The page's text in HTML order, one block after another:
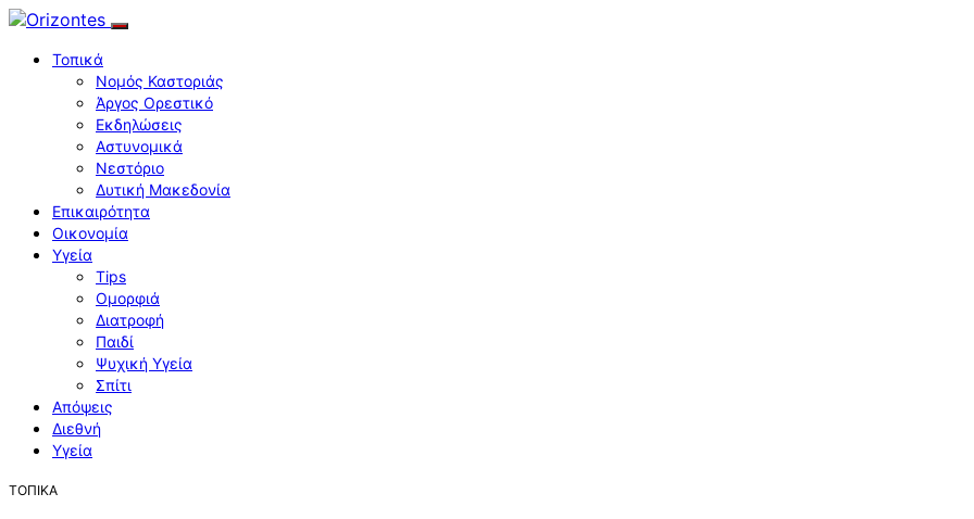
Τοπικά
Νομός Καστοριάς
Άργος Ορεστικό
Εκδηλώσεις
Αστυνομικά
Νεστόριο
Δυτική Μακεδονία
Επικαιρότητα
Οικονομία
Υγεία
Tips
Ομορφιά
Διατροφή
Παιδί
Ψυχική Υγεία
Σπίτι
Απόψεις
Διεθνή
Υγεία
ΤΟΠΙΚΑ